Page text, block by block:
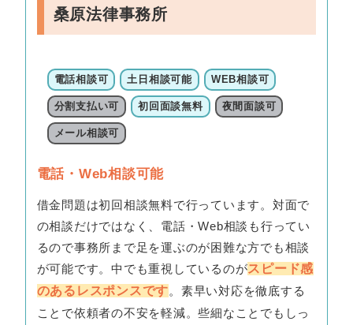
桑原法律事務所
電話相談可 土日相談可能 WEB相談可
分割支払い可 初回面談無料 夜間面談可
メール相談可
電話・Web相談可能
借金問題は初回相談無料で行っています。対面で
の相談だけではなく、電話・Web相談も行ってい
るので事務所まで足を運ぶのが困難な方でも相談
が可能です。中でも重視しているのがスピード感
のあるレスポンスです。素早い対応を徹底する
ことで依頼者の不安を軽減。些細なことでもしっ